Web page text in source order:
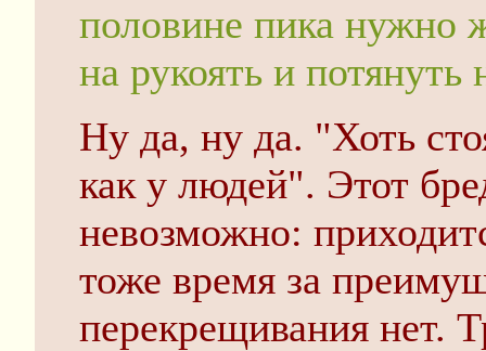
половине пика нужно
на рукоять и потянуть
Ну да, ну да. "Хоть
как у людей". Этот
невозможно:
тоже время за
перекрещивания нет.